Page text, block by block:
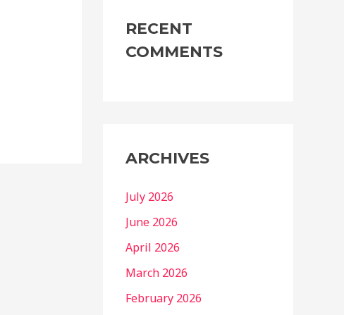
RECENT
COMMENTS
ARCHIVES
July 2026
June 2026
April 2026
March 2026
February 2026